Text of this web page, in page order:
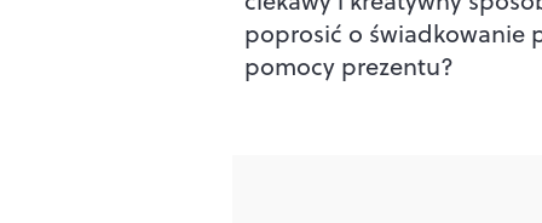
poprosić o świadkowanie
pomocy prezentu?